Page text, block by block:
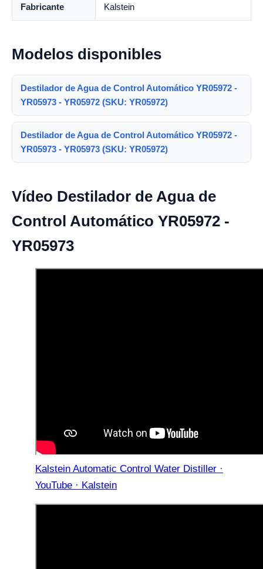
Fabricante Kalstein
Modelos disponibles
Destilador de Agua de Control Automático YR05972 -
YR05973 - YR05972 (SKU: YR05972)
Destilador de Agua de Control Automático YR05972 -
YR05973 - YR05973 (SKU: YR05972)
Vídeo Destilador de Agua de
Control Automático YR05972 -
YR05973
Kalstein Automatic Control Water Distiller ·
YouTube · Kalstein